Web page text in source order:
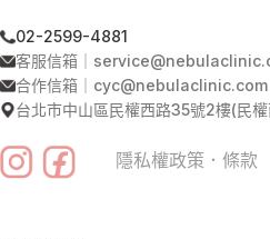
02-2599-4881
客服信箱｜
合作信箱｜cyc@nebulaclinic.com
台北市中山區民權西路35號2樓(民
隱私權政策 ． 條款